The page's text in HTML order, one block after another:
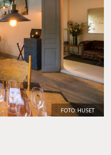
FOTO: HUSET